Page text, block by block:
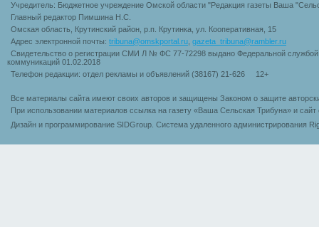
Учредитель: Бюджетное учреждение Омской области "Редакция газеты Ваша
Главный редактор Пимшина Н.С.
Омская область, Крутинский район, р.п. Крутинка, ул. Кооперативная, 15
Адрес электронной почты: tribuna@omskportal.ru gazeta_tribuna@rambler.ru
Свидетельство о регистрации СМИ Л № ФС 77-72298 выдано Федеральной
коммуникаций 01.02.2018
Телефон редакции: отдел рекламы и объявлений (38167) 21-626 12+
Все материалы сайта имеют своих авторов и защищены Законом о защите
При использовании материалов ссылка на газету «Ваша Сельская Трибуна» и сайт
Дизайн и программирование SIDGroup. Cистема удаленного администрирования